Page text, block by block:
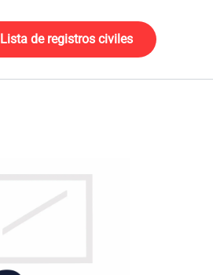
Lista de registros civiles